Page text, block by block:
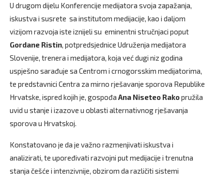
U drugom dijelu Konferencije medijatora svoja zapažanja,
iskustva i susrete sa institutom medijacije, kao i daljom
vizijom razvoja iste iznijeli su eminentni stručnjaci poput
Gordane Ristin, potpredsjednice Udruženja medijatora
Slovenije, trenera i medijatora, koja već dugi niz godina
uspješno sarađuje sa Centrom i crnogorsskim medijatorima,
te predstavnici Centra za mirno rješavanje sporova Republike
Hrvatske, ispred kojih je, gospođa Ana Niseteo Rakopružila
uvid u stanje i izazove u oblasti alternativnog rješavanja
sporova u Hrvatskoj.
Konstatovano je da je važno razmenjivati iskustva i
analizirati, te upoređivati razvojni put medijacije i trenutna
stanja češće i intenzivnije, obzirom da različiti sistemi